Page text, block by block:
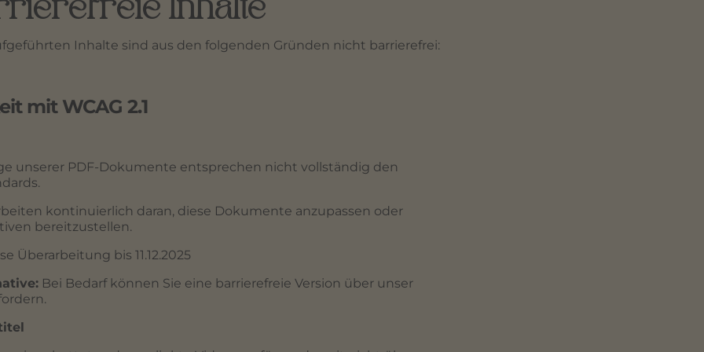
Inhalte
Inhalte sind aus den folgenden Gründen nicht barrierefrei:
mit WCAG 2.1
unserer PDF-Dokumente entsprechen nicht vollständig den
kontinuierlich daran, diese Dokumente anzupassen oder
bereitzustellen.
Überarbeitung bis 11.12.2025
Bei Bedarf können Sie eine barrierefreie Version über unser